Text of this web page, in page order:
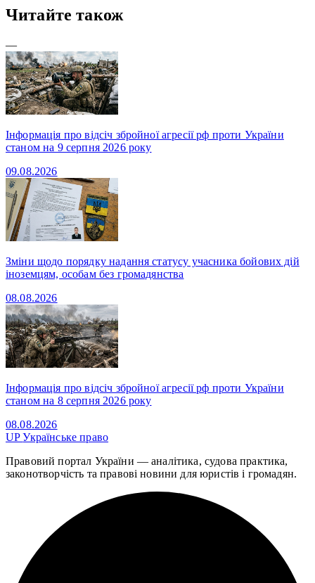
Читайте також
—
Інформація про відсіч збройної агресії рф проти України
станом на 9 серпня 2026 року
09.08.2026
Зміни щодо порядку надання статусу учасника бойових дій
іноземцям, особам без громадянства
08.08.2026
Інформація про відсіч збройної агресії рф проти України
станом на 8 серпня 2026 року
08.08.2026
UPУкраїнське право
Правовий портал України — аналітика, судова практика,
законотворчість та правові новини для юристів і громадян.